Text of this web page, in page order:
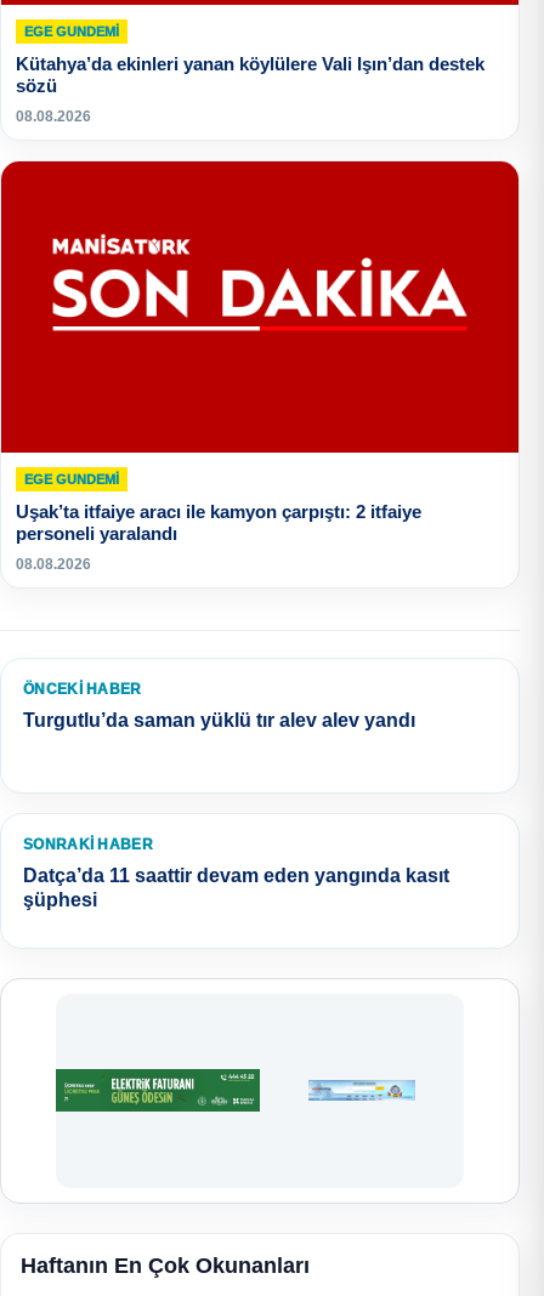
EGE GUNDEMİ
Kütahya’da ekinleri yanan köylülere Vali Işın’dan destek
sözü
08.08.2026
EGE GUNDEMİ
Uşak’ta itfaiye aracı ile kamyon çarpıştı: 2 itfaiye
personeli yaralandı
08.08.2026
ÖNCEKI HABER
Turgutlu’da saman yüklü tır alev alev yandı
SONRAKI HABER
Datça’da 11 saattir devam eden yangında kasıt
şüphesi
Haftanın En Çok Okunanları